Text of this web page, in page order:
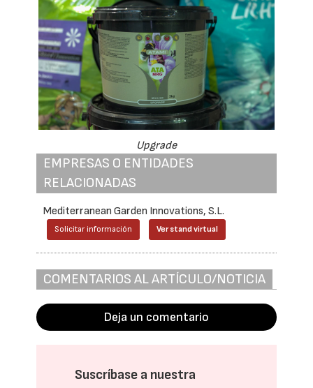
Upgrade
EMPRESAS O ENTIDADES
RELACIONADAS
Mediterranean Garden Innovations, S.L.
Solicitar información Ver stand virtual
COMENTARIOS AL ARTÍCULO/NOTICIA
Deja un comentario
Suscríbase a nuestra